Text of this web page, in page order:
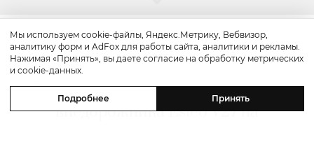
Авто
Posta Авто: премьера гибридного
внедорожника Esteo V27 на
Мы используем cookie-файлы, Яндекс.Метрику, Вебвизор,
аналитику форм и AdFox для работы сайта, аналитики и рекламы.
Нажимая «Принять», вы даете согласие на обработку метрических
и cookie-данных.
Подробнее Принять